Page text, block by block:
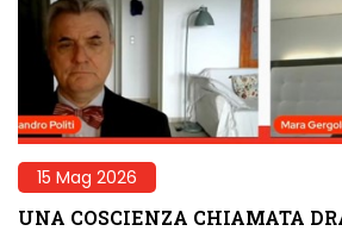
15 Mag 2026
UNA COSCIENZA CHIAMATA